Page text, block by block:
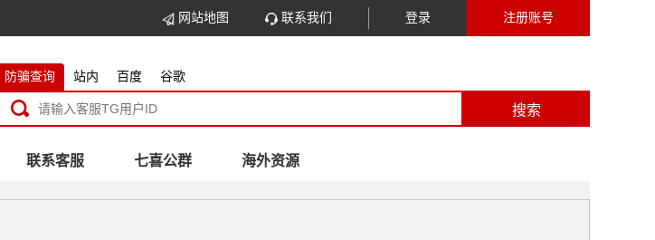
注册账号
登录
联系我们
网站地图
防骗查询 站内 百度 谷歌
搜索
联系客服 七喜公群 海外资源